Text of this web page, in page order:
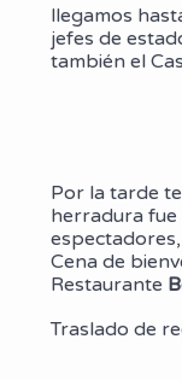
llegamos
jefes de
también el
Por la tarde
herradura fue
Cena de
Restaurante
Traslado de